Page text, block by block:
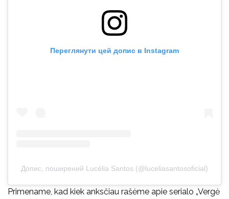
Переглянути цей допис в Instagram
Допис, поширений Lucélia Santos (@luceliasantosoficial)
Primename, kad kiek anksčiau rašėme apie serialo „Vergė